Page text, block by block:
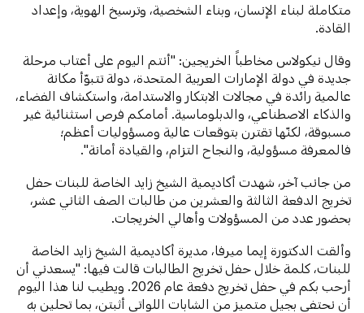
متكاملة لبناء الإنسان، وبناء الشخصية، وترسيخ الهوية، وإعداد
القادة.
وقال نيكولاس مخاطباً الخريجين: "أنتم اليوم على أعتاب مرحلة
جديدة في دولة الإمارات العربية المتحدة، دولة تتبوّأ مكانة
عالمية رائدة في مجالات الابتكار والاستدامة، واستكشاف الفضاء،
والذكاء الاصطناعي، والدبلوماسية. أمامكم فرص استثنائية غير
مسبوقة، لكنّها تقترن بتوقعات عالية ومسؤوليات أعظم؛
فالمعرفة مسؤولية، والنجاح التزام، والقيادة أمانة".
من جانب آخر، شهدت أكاديمية الشيخ زايد الخاصة للبنات حفل
تخريج الدفعة الثالثة والعشرين من طالبات الصف الثاني عشر،
بحضور عدد من المسؤولات وأهالي الخريجات.
وألقت الدكتورة إيما ميرفا، مديرة أكاديمية الشيخ زايد الخاصة
للبنات، كلمة خلال حفل تخريج الطالبات قالت فيها: "يسعدني أن
أرحب بكم في حفل تخريج دفعة عام 2026. ويطيب لنا هذا اليوم
أن نحتفي بجيل متميز من الشابات اللواتي أثبتن، بما تحلين به